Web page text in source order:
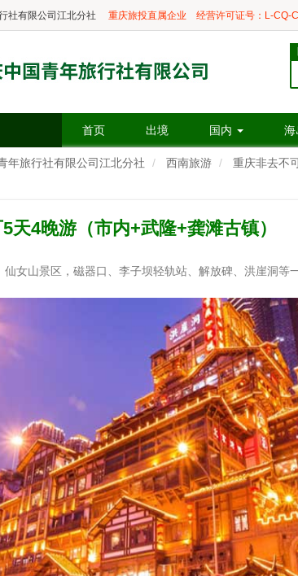
社有限公司江北分社 重庆旅投直属企业 经营许可证号：L-CQ-
首页 出境 国内 海
年旅行社有限公司江北分社 西南旅游 重庆非去不
天4晚游（市内+武隆+龚滩古镇）
女山景区，磁器口、李子坝轻轨站、解放碑、洪崖洞等